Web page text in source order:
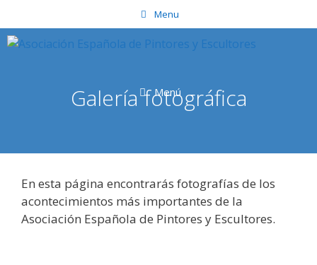
al
contenido
Menu
Menú
Galería fotográfica
En esta página encontrarás fotografías de los
acontecimientos más importantes de la
Asociación Española de Pintores y Escultores.